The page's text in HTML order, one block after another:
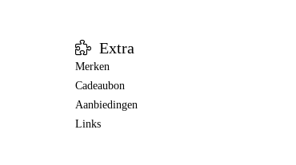
Extra
Merken
Cadeaubon
Aanbiedingen
Links